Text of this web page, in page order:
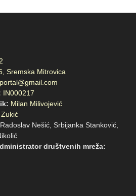
Sremska Mitrovica
IN000217
Milan Milivojević
Nešić, Srbijanka Stanković,
Katarina Nikolić
društvenih mreža: